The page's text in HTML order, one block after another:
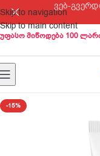
Skip to navigation
Skip to main content
ვებ-
უფასო მიწოდება 100
-15%